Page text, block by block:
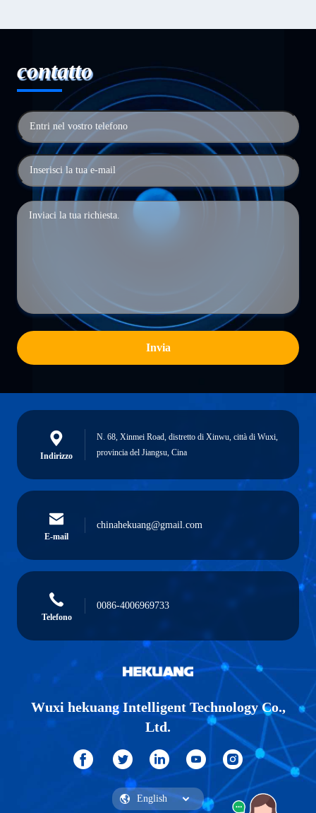
contatto
Invia
Indirizzo
N. 68, Xinmei Road, distretto di Xinwu, città di Wuxi,
provincia del Jiangsu, Cina
E-mail
chinahekuang@gmail.com
Telefono
0086-4006969733
Wuxi hekuang Intelligent Technology Co.,
Ltd.